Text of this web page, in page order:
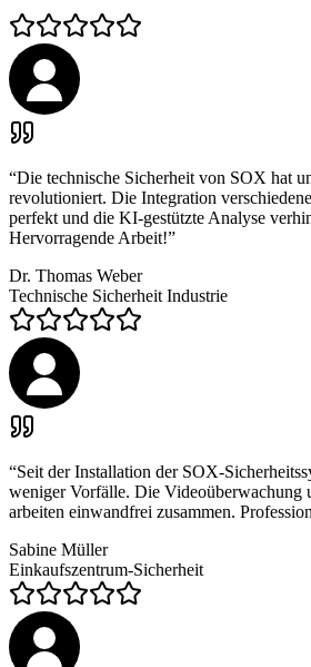
“Die technische Sicherheit von SOX hat
revolutioniert. Die Integration
perfekt und die KI-gestützte Analyse
Hervorragende Arbeit!”
Dr. Thomas Weber
Technische Sicherheit Industrie
“Seit der Installation der SOX-
weniger Vorfälle. Die Videoüberwachung
arbeiten einwandfrei zusammen.
Sabine Müller
Einkaufszentrum-Sicherheit